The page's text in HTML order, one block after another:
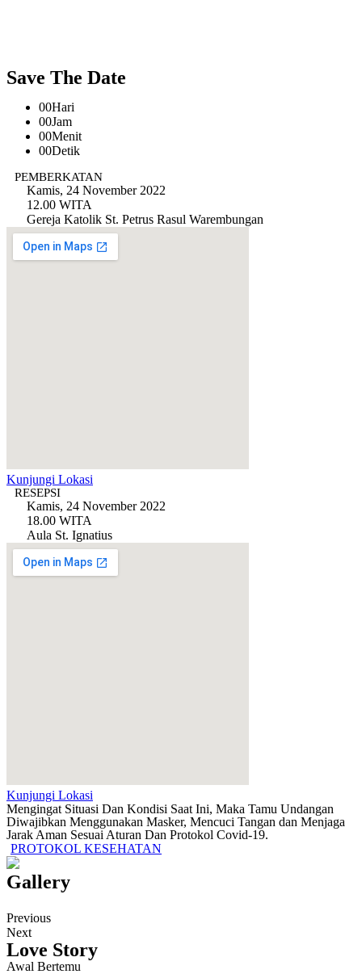
Save The Date
00Hari
00Jam
00Menit
00Detik
PEMBERKATAN
Kamis, 24 November 2022
12.00 WITA
Gereja Katolik St. Petrus Rasul Warembungan
Kunjungi Lokasi
RESEPSI
Kamis, 24 November 2022
18.00 WITA
Aula St. Ignatius
Kunjungi Lokasi
Mengingat Situasi Dan Kondisi Saat Ini, Maka Tamu Undangan
Diwajibkan Menggunakan Masker, Mencuci Tangan dan Menjaga
Jarak Aman Sesuai Aturan Dan Protokol Covid-19.
PROTOKOL KESEHATAN
Gallery
Previous
Next
Love Story
Awal Bertemu